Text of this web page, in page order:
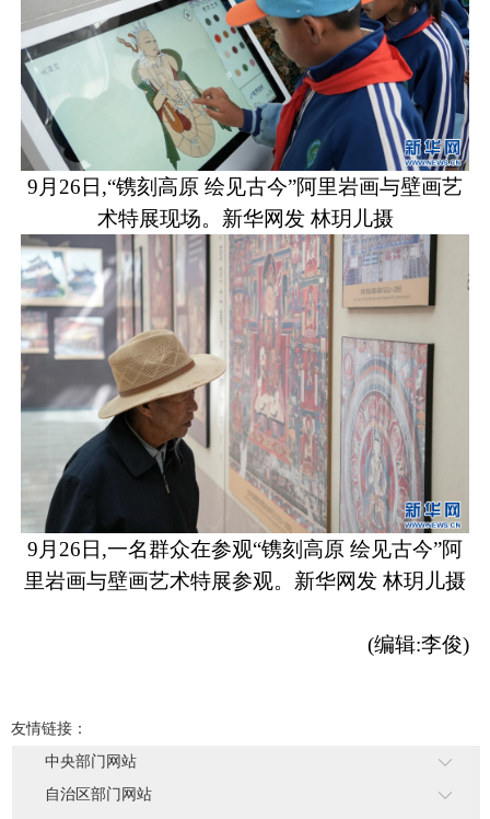
9月26日,“镌刻高原 绘见古今”阿里岩画与壁画艺
术特展现场。新华网发 林玥儿摄
9月26日,一名群众在参观“镌刻高原 绘见古今”阿
里岩画与壁画艺术特展参观。新华网发 林玥儿摄
(编辑:李俊)
友情链接：
中央部门网站
自治区部门网站